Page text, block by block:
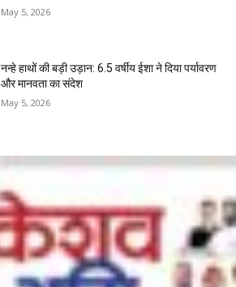
May 5, 2026
नन्हे हाथों की बड़ी उड़ान: 6.5 वर्षीय ईशा ने दिया पर्यावरण
और मानवता का संदेश
May 5, 2026